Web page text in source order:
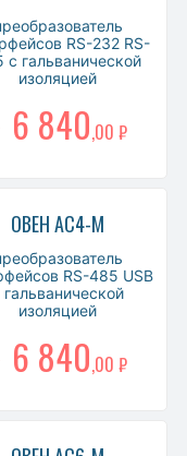
RS-232 RS-
с гальванической
изоляцией
6 840,00 ₽
ОВЕН АС4-М
RS-485 USB
гальванической
изоляцией
6 840,00 ₽